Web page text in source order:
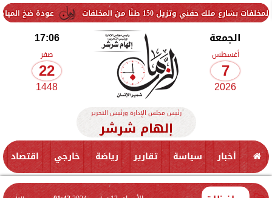
عودة ضخ المياه تدريجيًا 150 طنًا من المخلفات
الجمعة
أغسطس
7
2026
17:06
صفر
22
1448
رئيس مجلس الإدارة ورئيس التحرير
إلهام شرشر
أخبار سياسة تقارير رياضة خارجي اقتصاد